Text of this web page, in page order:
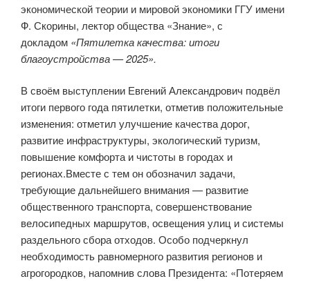
экономической теории и мировой экономики ГГУ имени
Ф. Скорины, лектор общества «Знание», с
докладом «Пятилетка качества: итоги
благоустройства — 2025».
В своём выступлении Евгений Александрович подвёл
итоги первого года пятилетки, отметив положительные
изменения: отметил улучшение качества дорог,
развитие инфраструктуры, экологический туризм,
повышение комфорта и чистоты в городах и
регионах.Вместе с тем он обозначил задачи,
требующие дальнейшего внимания — развитие
общественного транспорта, совершенствование
велосипедных маршрутов, освещения улиц и системы
раздельного сбора отходов. Особо подчеркнул
необходимость равномерного развития регионов и
агрогородков, напомнив слова Президента: «Потеряем